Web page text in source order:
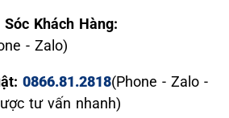
Khách Hàng:
- Zalo)
0866.81.2818(Phone - Zalo -
tư vấn nhanh)